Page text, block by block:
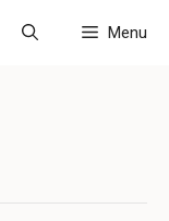
Menu